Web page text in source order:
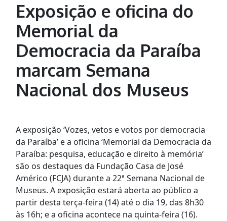
Exposição e oficina do
Memorial da
Democracia da Paraíba
marcam Semana
Nacional dos Museus
A exposição ‘Vozes, vetos e votos por democracia
da Paraíba’ e a oficina ‘Memorial da Democracia da
Paraíba: pesquisa, educação e direito à memória’
são os destaques da Fundação Casa de José
Américo (FCJA) durante a 22ª Semana Nacional de
Museus. A exposição estará aberta ao público a
partir desta terça-feira (14) até o dia 19, das 8h30
às 16h; e a oficina acontece na quinta-feira (16).